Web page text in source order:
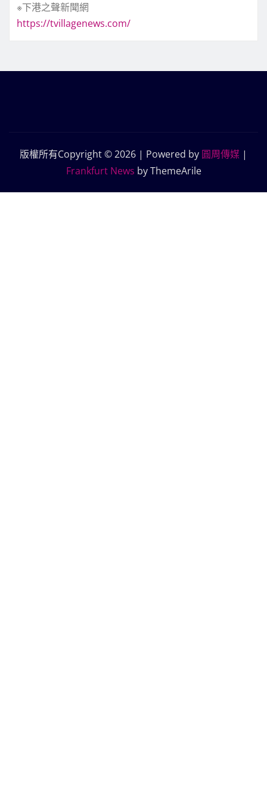
※下港之聲新聞網
https://tvillagenews.com/
版權所有Copyright © 2026 | Powered by 圓周傳媒 |
Frankfurt News by ThemeArile